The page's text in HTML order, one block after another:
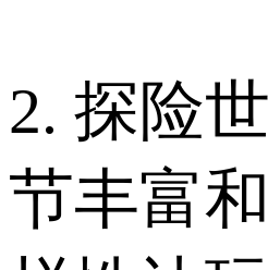
2. 探险
节丰富